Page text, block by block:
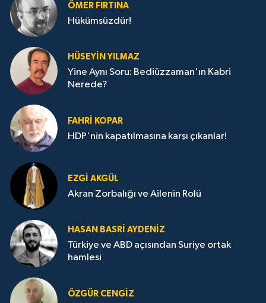
ÖMER FIRTINA
Hükümsüzdür!
HÜSEYIN YILMAZ
Yine Aynı Soru: Bediüzzaman'ın Kabri
Nerede?
FAHRI KOPAR
HDP'nin kapatılmasına karşı çıkanlar!
EZGI AKGÜL
Akran Zorbalığı ve Ailenin Rolü
HASAN BASRI AYDENIZ
Türkiye ve ABD açısından Suriye ortak
hamlesi
ÖZGÜR CENGIZ